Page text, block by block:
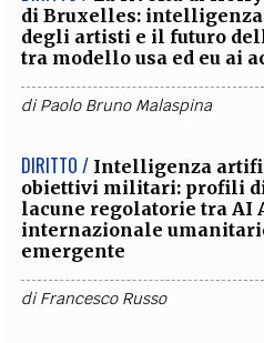
di Bruxelles:
degli artisti e il futuro
tra modello usa ed eu ai
diPaolo Bruno Malaspina
DIRITTO / Intelligenza
obiettivi militari: profili
lacune regolatorie tra AI
internazionale
emergente
diFrancesco Russo